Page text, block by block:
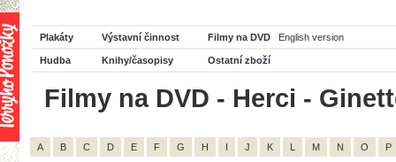
Plakáty Výstavní činnost Filmy na DVD English version
Hudba Knihy/časopisy Ostatní zboží
Filmy na DVD - Herci -
A B C D E F G H I J K L M N O P